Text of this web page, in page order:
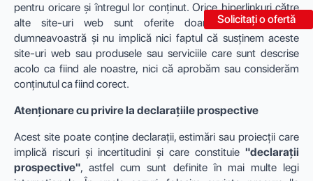
Solicitați o ofertă
pentru oricare și întregul lor conținut. Orice hiperlinkuri către
alte site-uri web sunt oferite doar pentru confortul
dumneavoastră și nu implică nici faptul că susținem aceste
site-uri web sau produsele sau serviciile care sunt descrise
acolo ca fiind ale noastre, nici că aprobăm sau considerăm
conținutul ca fiind corect.
Atenționare cu privire la declarațiile prospective
Acest site poate conține declarații, estimări sau proiecții care
implică riscuri și incertitudini și care constituie "declarații
prospective", astfel cum sunt definite în mai multe legi